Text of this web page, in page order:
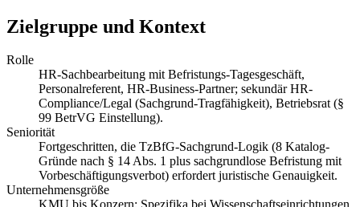
Zielgruppe und Kontext
Rolle
HR-Sachbearbeitung mit Befristungs-Tagesgeschäft,
Personalreferent, HR-Business-Partner; sekundär HR-
Compliance/Legal (Sachgrund-Tragfähigkeit), Betriebsrat (§
99 BetrVG Einstellung).
Seniorität
Fortgeschritten, die TzBfG-Sachgrund-Logik (8 Katalog-
Gründe nach § 14 Abs. 1 plus sachgrundlose Befristung mit
Vorbeschäftigungsverbot) erfordert juristische Genauigkeit.
Unternehmensgröße